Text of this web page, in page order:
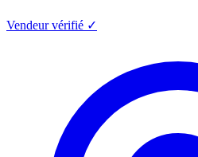
Vendeur vérifié ✓